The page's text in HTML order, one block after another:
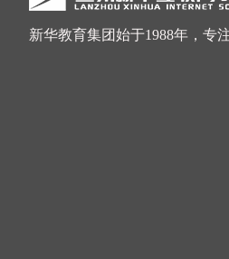
新华教育集团始于1988年，专